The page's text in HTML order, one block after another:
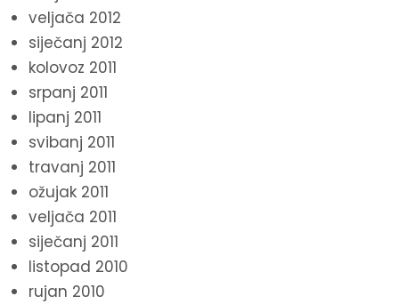
veljača 2012
siječanj 2012
kolovoz 2011
srpanj 2011
lipanj 2011
svibanj 2011
travanj 2011
ožujak 2011
veljača 2011
siječanj 2011
listopad 2010
rujan 2010